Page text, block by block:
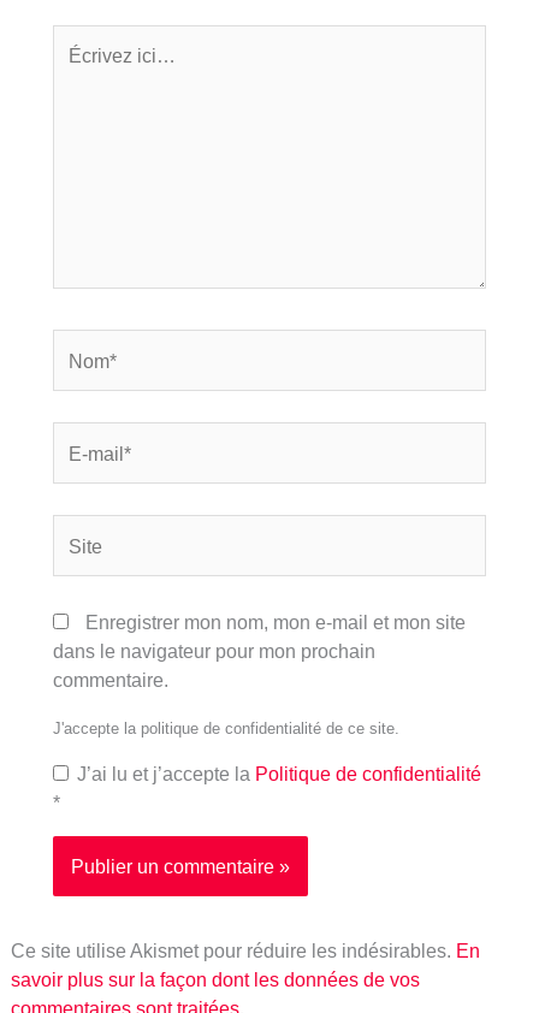
ici…
mail*
Enregistrer mon nom, mon e-mail et mon site
dans le navigateur pour mon prochain
commentaire.
J'accepte la politique de confidentialité de ce site.
J’ai lu et j’accepte la Politique de confidentialité
*
Ce site utilise Akismet pour réduire les indésirables. En
savoir plus sur la façon dont les données de vos
commentaires sont traitées.